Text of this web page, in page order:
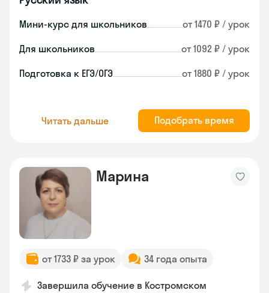
Мини-курс для школьников от 1470 ₽ / урок
Для школьников от 1092 ₽ / урок
Подготовка к ЕГЭ/ОГЭ от 1880 ₽ / урок
Читать дальше Подобрать время
Марина
от 1733 ₽ за урок 34 года опыта
Завершила обучение в Костромском